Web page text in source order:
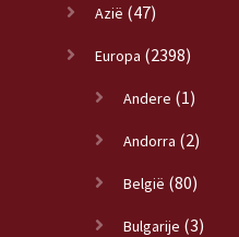
Azië (47)
Europa (2398)
Andere (1)
Andorra (2)
België (80)
Bulgarije (3)